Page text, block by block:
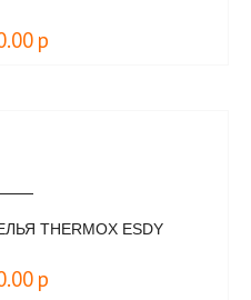
р
THERMOX ESDY
р